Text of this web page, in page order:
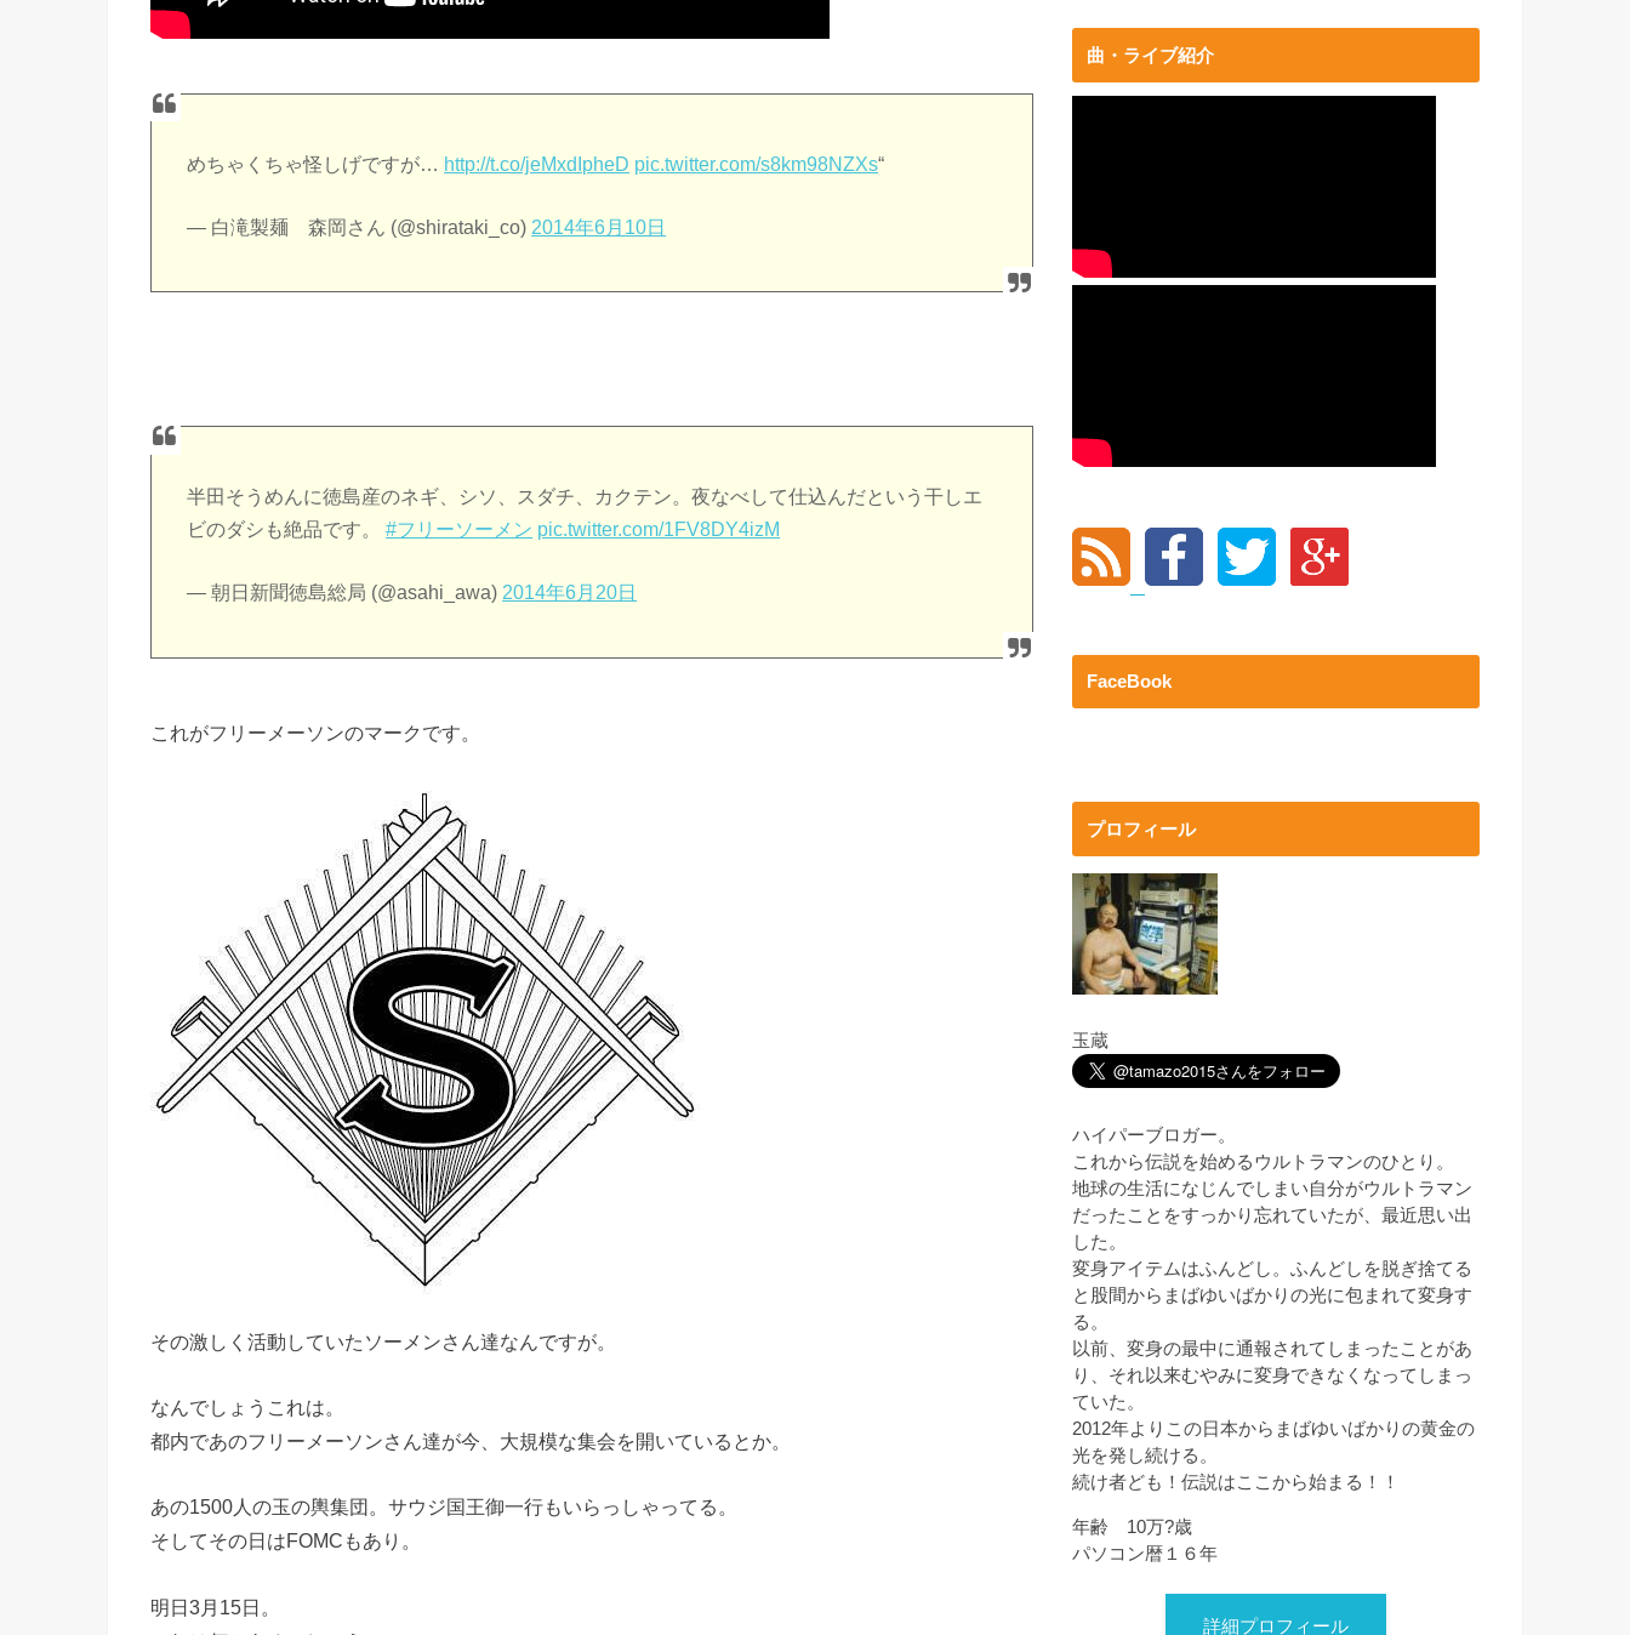
めちゃくちゃ怪しげですが… http://t.co/jeMxdIpheD pic.twitter.com/s8km98NZXs“
— 白滝製麺 森岡さん (@shirataki_co) 2014年6月10日
半田そうめんに徳島産のネギ、シソ、スダチ、カクテン。夜なべして仕込んだという干しエ
ビのダシも絶品です。#フリーソーメン pic.twitter.com/1FV8DY4izM
— 朝日新聞徳島総局 (@asahi_awa) 2014年6月20日
これがフリーメーソンのマークです。
その激しく活動していたソーメンさん達なんですが。
なんでしょうこれは。
都内であのフリーメーソンさん達が今、大規模な集会を開いているとか。
あの1500人の玉の輿集団。サウジ国王御一行もいらっしゃってる。
そしてその日はFOMCもあり。
明日3月15日。
曲・ライブ紹介
FaceBook
プロフィール
玉蔵
ハイパーブロガー。
これから伝説を始めるウルトラマンのひとり。
地球の生活になじんでしまい自分がウルトラマン
だったことをすっかり忘れていたが、最近思い出
した。
変身アイテムはふんどし。ふんどしを脱ぎ捨てる
と股間からまばゆいばかりの光に包まれて変身す
る。
以前、変身の最中に通報されてしまったことがあ
り、それ以来むやみに変身できなくなってしまっ
ていた。
2012年よりこの日本からまばゆいばかりの黄金の
光を発し続ける。
続け者ども！伝説はここから始まる！！
年齢 10万?歳
パソコン暦１６年
詳細プロフィール